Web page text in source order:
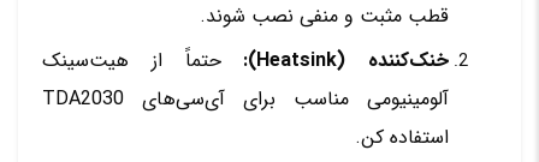
قطب مثبت و منفی نصب شوند.
خنک‌کننده (Heatsink):
حتماً از هیت‌سینک
آلومینیومی مناسب برای آی‌سی‌های TDA2030
استفاده کن.